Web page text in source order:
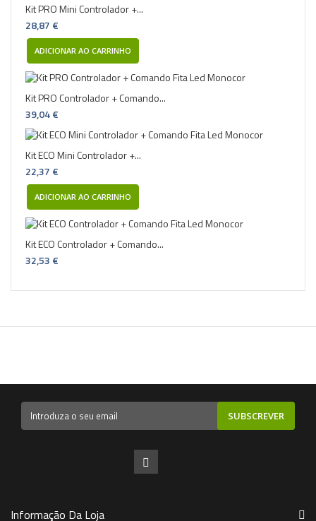
Kit PRO Mini Controlador +...
28,87 €
ADICIONAR AO CARRINHO
Kit PRO Controlador + Comando...
39,04 €
Kit ECO Mini Controlador +...
22,37 €
ADICIONAR AO CARRINHO
Kit ECO Controlador + Comando...
32,53 €
SUBSCREVER
Informação Da Loja